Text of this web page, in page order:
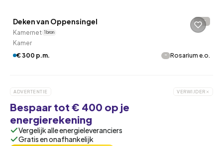
Deken van Oppensingel -
Kamernet 1 bron
Kamer
€ 300 p.m.
- Rosarium e.o.
ADVERTENTIE VERWIJDER
Bespaar tot € 400 op je
energierekening
Vergelijk alle energieleveranciers
Gratis en onafhankelijk